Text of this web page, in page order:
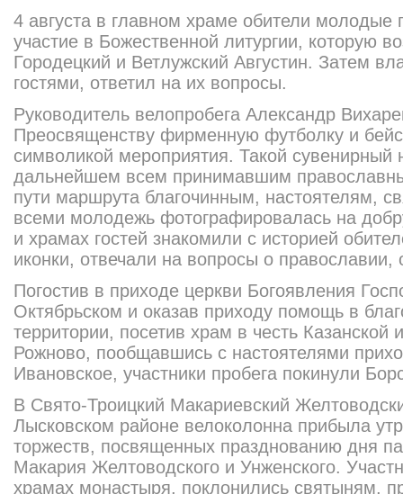
4 августа в главном храме оби­тели молодые
участие в Божественной литургии, которую
Городецкий и Ветлужский Августин. Затем
гостями, ответил на их вопросы.
Руководитель велопробега Александр
Преосвященству фирмен­ную футболку и
символикой меропри­ятия. Такой сувенирный
дальнейшем всем принимавшим
пути маршрута благочинным, насто­ятелям,
всеми молодежь фотогра­фировалась на
и храмах гостей знакомили с историей
иконки, отвечали на вопросы о православии,
Погостив в приходе церкви Бо­гоявления
Октябрьском и оказав прихо­ду помощь в
территории, посетив храм в честь
Рожново, пообщав­шись с настоятелями
Ивановское, участники пробега покинули
В Свято-Троицкий Макариевский
Лысковском районе велоколонна прибыла
торжеств, посвященных празд­нованию дня
Макария Желтоводского и Унженского.
храмах монастыря, поклонились святыням,